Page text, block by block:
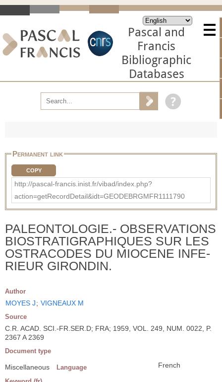
Pascal and
Francis
Bibliographic
Databases
Permanent link
COPY
http://pascal-francis.inist.fr/vibad/index.php?
action=getRecordDetail&idt=GEODEBRGMFR1111790
PALEONTOLOGIE.- OBSERVATIONS
BIOSTRATIGRAPHIQUES SUR LES
OSTRACODES DU MIOCENE INFE-
RIEUR GIRONDIN.
Author
MOYES J; VIGNEAUX M
Source
C.R. ACAD. SCI.-FR.SER.D; FRA; 1959, VOL. 249, NUM. 0022, P.
2367 A 2369
Document type
Miscellaneous Language French